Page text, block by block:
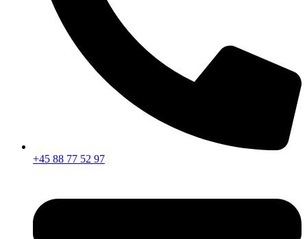
+45 88 77 52 97